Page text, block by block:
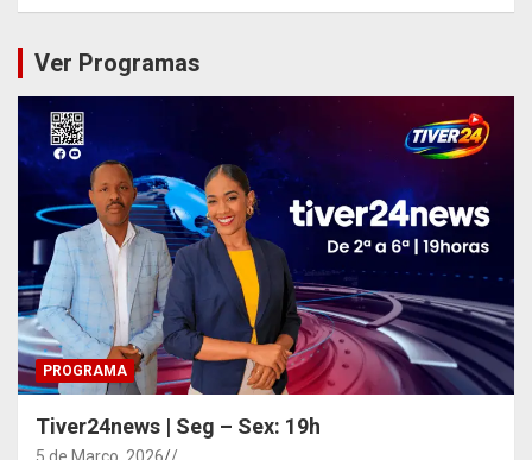
Ver Programas
PROGRAMA
Tiver24news | Seg – Sex: 19h
5 de Março, 2026 /